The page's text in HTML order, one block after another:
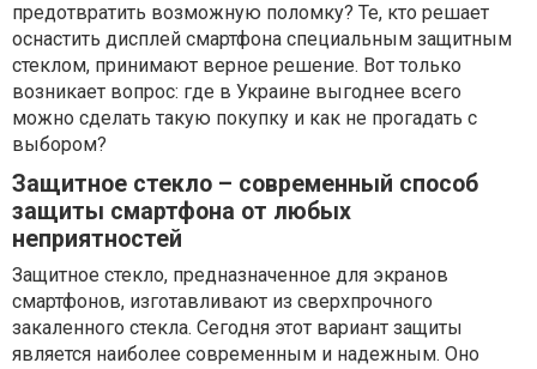
предотвратить возможную поломку? Те, кто решает
оснастить дисплей смартфона специальным защитным
стеклом, принимают верное решение. Вот только
возникает вопрос: где в Украине выгоднее всего
можно сделать такую покупку и как не прогадать с
выбором?
Защитное стекло – современный способ
защиты смартфона от любых
неприятностей
Защитное стекло, предназначенное для экранов
смартфонов, изготавливают из сверхпрочного
закаленного стекла. Сегодня этот вариант защиты
является наиболее современным и надежным. Оно